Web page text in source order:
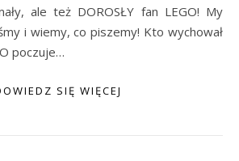
ale też DOROSŁY fan LEGO! My
i wiemy, co piszemy! Kto wychował
poczuje…
SIĘ WIĘCEJ